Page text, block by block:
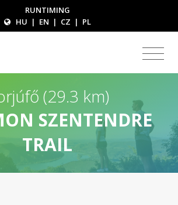
RUNTIMING
HU | EN | CZ | PL
(29.3 km)
SZENTENDRE
TRAIL